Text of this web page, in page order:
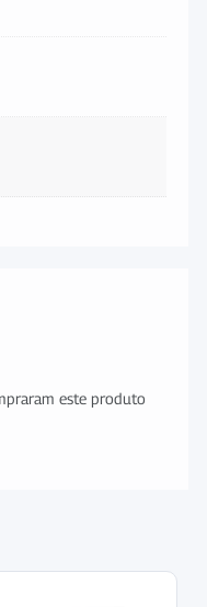
este produto